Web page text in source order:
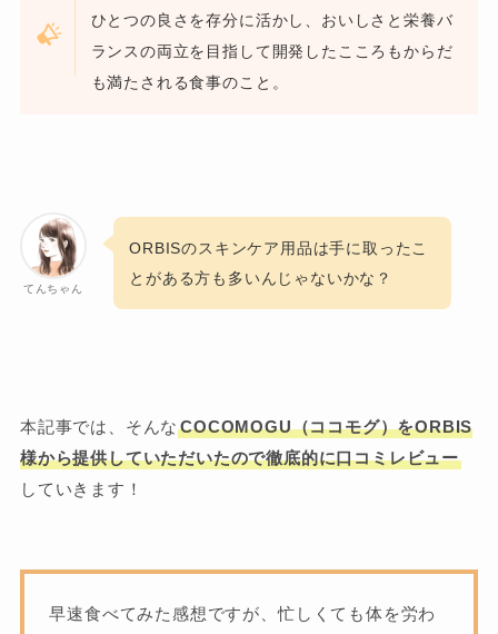
ひとつの良さを存分に活かし、おいしさと栄養バ
ランスの両立を目指して開発したこころもからだ
も満たされる食事のこと。
てんちゃん
ORBISのスキンケア用品は手に取ったこ
とがある方も多いんじゃないかな？
本記事では、そんなCOCOMOGU（ココモグ）をORBIS
様から提供していただいたので徹底的に口コミレビュー
していきます！
早速食べてみた感想ですが、忙しくても体を労わ